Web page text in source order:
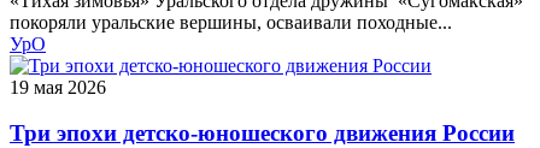
покоряли уральские вершины, осваивали походные...
УрО
19 мая 2026
Три эпохи детско‑юношеского движения России